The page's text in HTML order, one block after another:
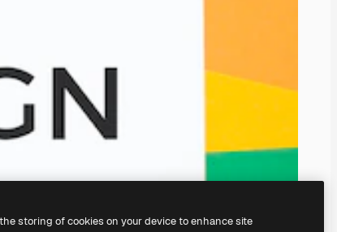
storing of cookies on your device to enhance site